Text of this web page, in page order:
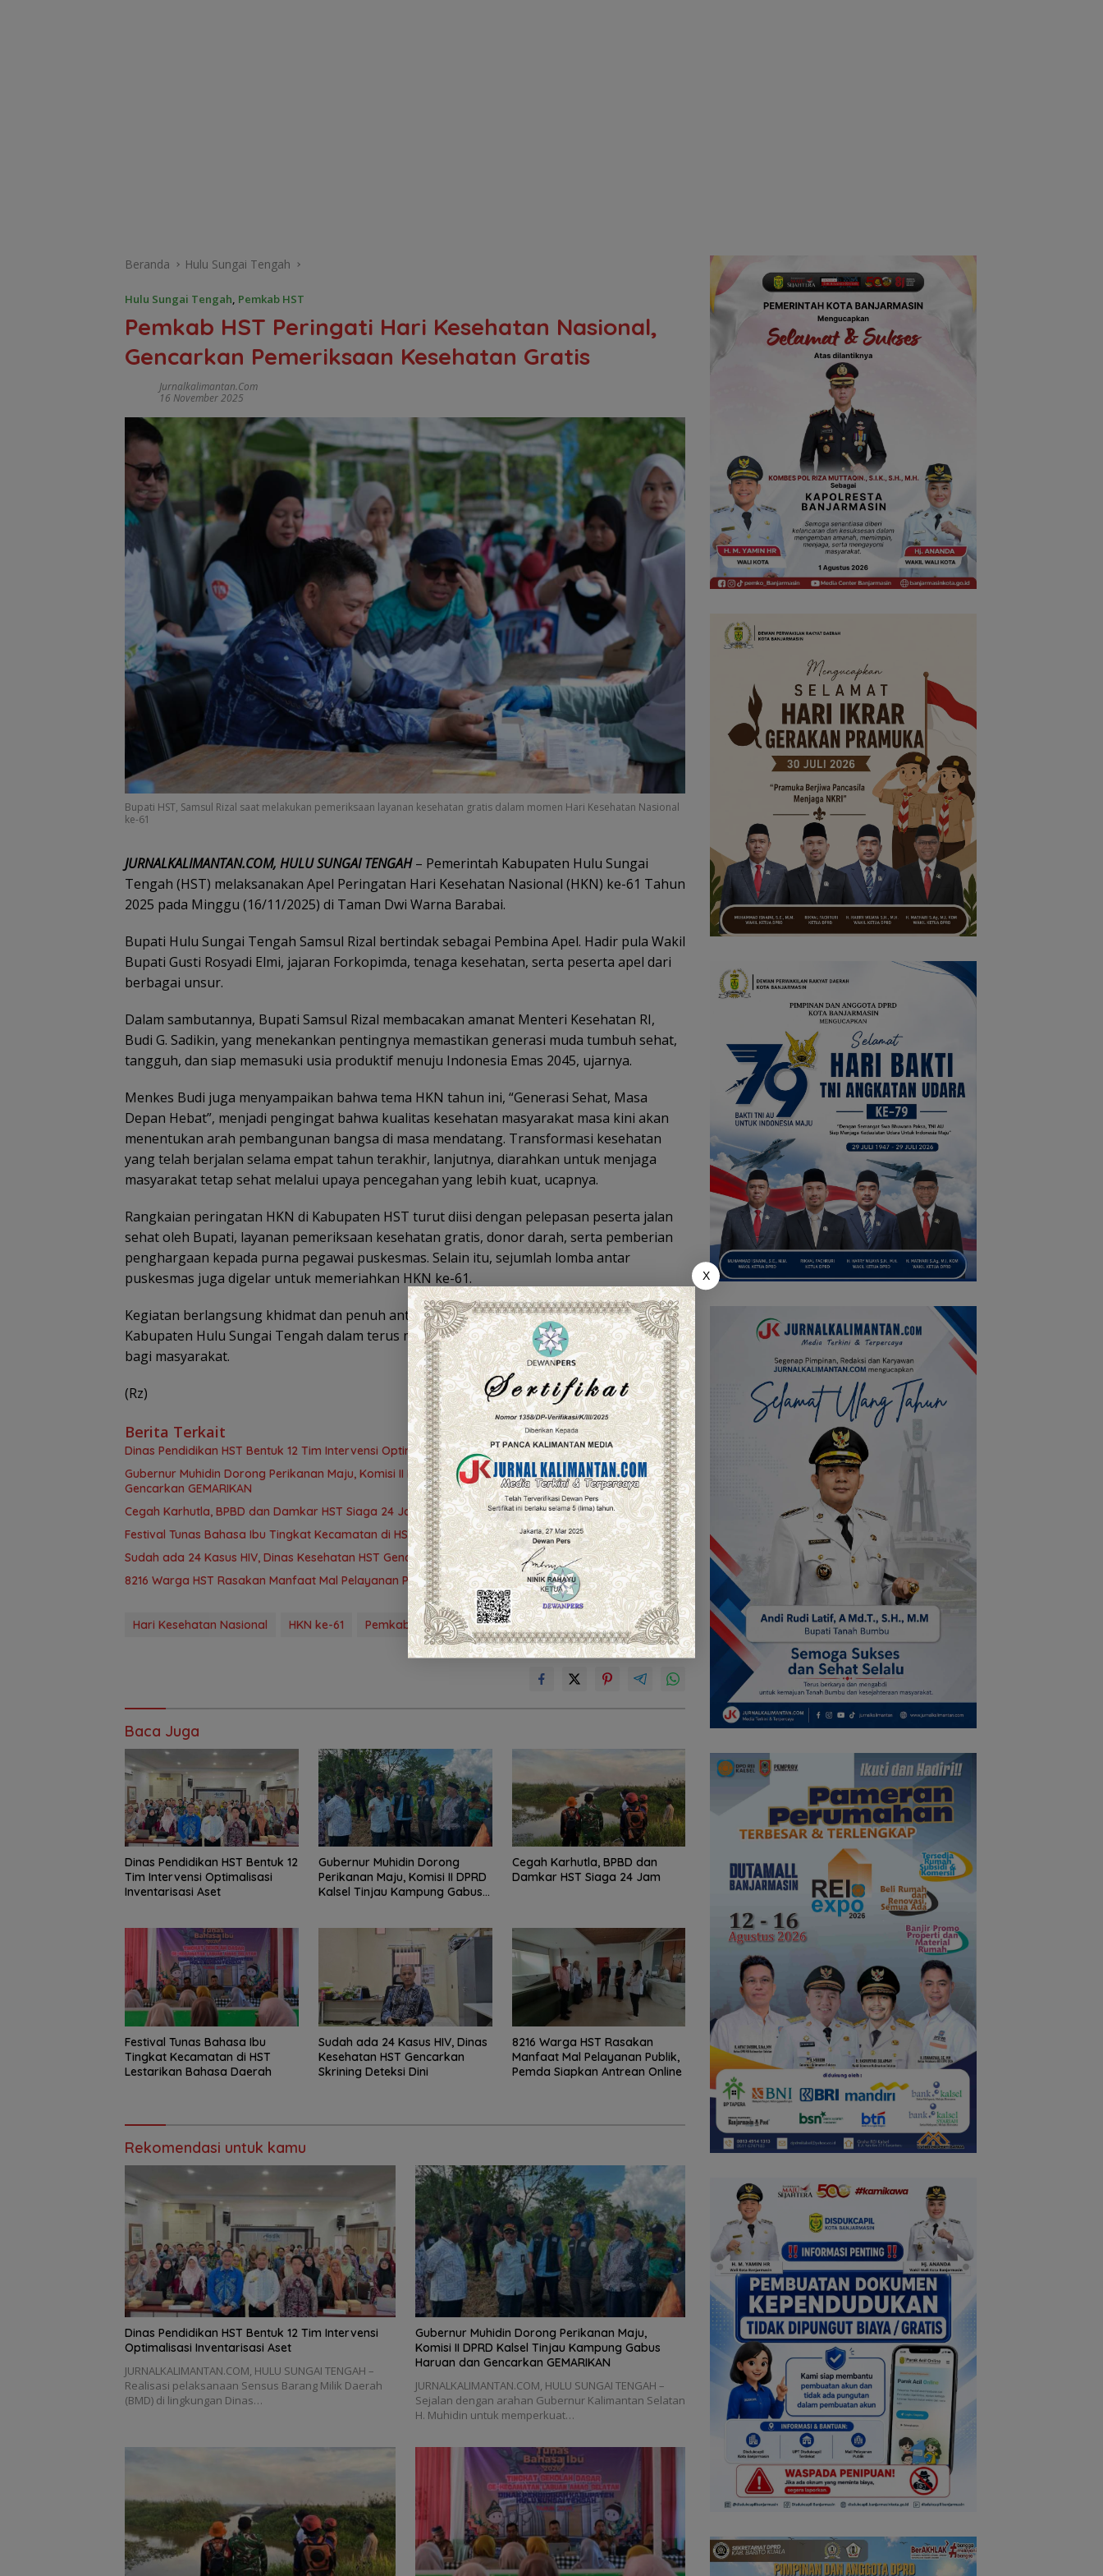
Beranda Hulu Sungai Tengah
Hulu Sungai Tengah, Pemkab HST
Pemkab HST Peringati Hari Kesehatan Nasional,
Gencarkan Pemeriksaan Kesehatan Gratis
Jurnalkalimantan.com
16 November 2025
Bupati HST, Samsul Rizal saat melakukan pemeriksaan layanan kesehatan gratis dalam momen Hari Kesehatan Nasional
ke-61
JURNALKALIMANTAN.COM, HULU SUNGAI TENGAH– Pemerintah Kabupaten Hulu Sungai
Tengah (HST) melaksanakan Apel Peringatan Hari Kesehatan Nasional (HKN) ke-61 Tahun
2025 pada Minggu (16/11/2025) di Taman Dwi Warna Barabai.
Bupati Hulu Sungai Tengah Samsul Rizal bertindak sebagai Pembina Apel. Hadir pula Wakil
Bupati Gusti Rosyadi Elmi, jajaran Forkopimda, tenaga kesehatan, serta peserta apel dari
berbagai unsur.
Dalam sambutannya, Bupati Samsul Rizal membacakan amanat Menteri Kesehatan RI,
Budi G. Sadikin, yang menekankan pentingnya memastikan generasi muda tumbuh sehat,
tangguh, dan siap memasuki usia produktif menuju Indonesia Emas 2045, ujarnya.
Menkes Budi juga menyampaikan bahwa tema HKN tahun ini, “Generasi Sehat, Masa
Depan Hebat”, menjadi pengingat bahwa kualitas kesehatan masyarakat masa kini akan
menentukan arah pembangunan bangsa di masa mendatang. Transformasi kesehatan
yang telah berjalan selama empat tahun terakhir, lanjutnya, diarahkan untuk menjaga
masyarakat tetap sehat melalui upaya pencegahan yang lebih kuat, ucapnya.
Rangkaian peringatan HKN di Kabupaten HST turut diisi dengan pelepasan peserta jalan
sehat oleh Bupati, layanan pemeriksaan kesehatan gratis, donor darah, serta pemberian
penghargaan kepada purna pegawai puskesmas. Selain itu, sejumlah lomba antar
puskesmas juga digelar untuk memeriahkan HKN ke-61.
Kegiatan berlangsung khidmat dan penuh antusiasme, mencerminkan komitmen
Kabupaten Hulu Sungai Tengah dalam terus meningkatkan kualitas layanan kesehatan
bagi masyarakat.
(Rz)
Berita Terkait
Dinas Pendidikan HST Bentuk 12 Tim Intervensi Optimalisasi Inventarisasi Aset
Gubernur Muhidin Dorong Perikanan Maju, Komisi II DPRD Kalsel Tinjau Kampung Gabus Haruan dan
Gencarkan GEMARIKAN
Cegah Karhutla, BPBD dan Damkar HST Siaga 24 Jam
Festival Tunas Bahasa Ibu Tingkat Kecamatan di HST Lestarikan Bahasa Daerah
Sudah ada 24 Kasus HIV, Dinas Kesehatan HST Gencarkan Skrining Deteksi Dini
8216 Warga HST Rasakan Manfaat Mal Pelayanan Publik, Pemda Siapkan Antrean Online
Hari Kesehatan Nasional HKN ke-61 Pemkab HST
Baca Juga
Dinas Pendidikan HST Bentuk 12
Tim Intervensi Optimalisasi
Inventarisasi Aset
Gubernur Muhidin Dorong
Perikanan Maju, Komisi II DPRD
Kalsel Tinjau Kampung Gabus
Cegah Karhutla, BPBD dan
Damkar HST Siaga 24 Jam
Festival Tunas Bahasa Ibu
Tingkat Kecamatan di HST
Lestarikan Bahasa Daerah
Sudah ada 24 Kasus HIV, Dinas
Kesehatan HST Gencarkan
Skrining Deteksi Dini
8216 Warga HST Rasakan
Manfaat Mal Pelayanan Publik,
Pemda Siapkan Antrean Online
Rekomendasi untuk kamu
Dinas Pendidikan HST Bentuk 12 Tim Intervensi
Optimalisasi Inventarisasi Aset
JURNALKALIMANTAN.COM, HULU SUNGAI TENGAH –
Realisasi pelaksanaan Sensus Barang Milik Daerah
(BMD) di lingkungan Dinas…
Gubernur Muhidin Dorong Perikanan Maju,
Komisi II DPRD Kalsel Tinjau Kampung Gabus
Haruan dan Gencarkan GEMARIKAN
JURNALKALIMANTAN.COM, HULU SUNGAI TENGAH –
Sejalan dengan arahan Gubernur Kalimantan Selatan
H. Muhidin untuk memperkuat…
X